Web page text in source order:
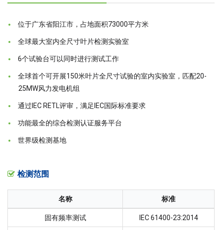
位于广东省阳江市，占地面积73000平方米
全球最大室内全尺寸叶片检测实验室
6个试验台可以同时进行测试工作
全球首个可开展150米叶片全尺寸试验的室内实验室，匹配20-
25MW风力发电机组
通过IEC RETL评审，满足IEC国际标准要求
功能最全的综合检测认证服务平台
世界级检测基地
检测范围
名称 标准
固有频率测试 IEC 61400-23:2014